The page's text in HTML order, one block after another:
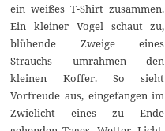
ein weißes T-Shirt zusammen.
Ein kleiner Vogel schaut zu,
blühende Zweige eines
Strauchs umrahmen den
kleinen Koffer. So sieht
Vorfreude aus, eingefangen im
Zwielicht eines zu Ende